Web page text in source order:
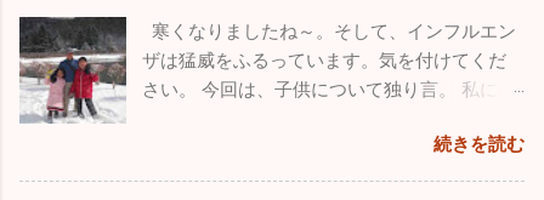
した。実はパイロットになりたくて、航空大
学・防衛大学の受験を考えていました。残念
ながら受験当時の視力は0.8、その頃はほとん
ました。パイロットの道は断腸の思いで諦め
のカヤック）を持っていて「さあ始めよう」
と準備に入ったら自分が大ポカ。専用の空気
入れを忘れてしまいました。自分のカヤック
は出せなくなってしまい、長先生のカヤック
らダメでした。 ここで止まっても何も良いことがないのでス
パッとあきらめて、１からまた心機一転、素晴らしいブログ
になるよう頑張ります。大した情報を挙げることはできませ
んが、お暇なときにまたご覧になってください。 12/4の夜に
このブログを書いていますが、インフルエンザが嘘のように
収束し始めました。もちろんまだまだ罹患されている方はい
寒くなりましたね～。そして、インフルエン
ザは猛威をふるっています。気を付けてくだ
さい。 今回は、子供について独り言。 私には
わがままで、憎たらしくもなってきました
が、とってもかわいい子供たちです。 休日は
続きを読む